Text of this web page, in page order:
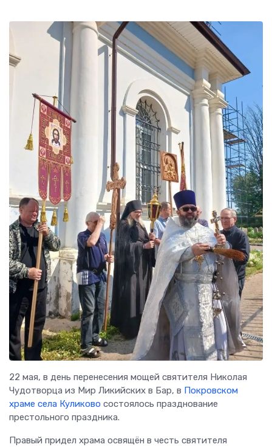
22 мая, в день перенесения мощей святителя Николая
Чудотворца из Мир Ликийских в Бар, в Покровском
храме села Куликово состоялось празднование
престольного праздника.
Правый придел храма освящён в честь святителя